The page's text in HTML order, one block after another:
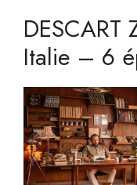
DESCART
Italie – 6